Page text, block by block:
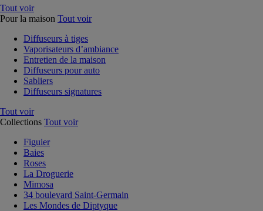
Tout voir
Pour la maison Tout voir
Diffuseurs à tiges
Vaporisateurs d’ambiance
Entretien de la maison
Diffuseurs pour auto
Sabliers
Diffuseurs signatures
Tout voir
Collections Tout voir
Figuier
Baies
Roses
La Droguerie
Mimosa
34 boulevard Saint-Germain
Les Mondes de Diptyque